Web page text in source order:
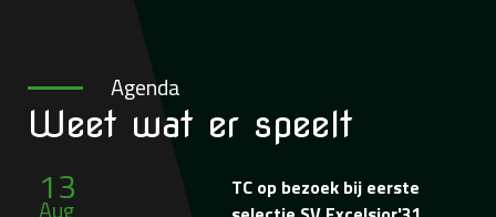
Agenda
Weet wat er speelt
13
Aug
TC op bezoek bij eerste